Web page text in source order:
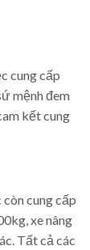
cung cấp
mệnh đem
kết cung
cung cấp
xe nâng
Tất cả các